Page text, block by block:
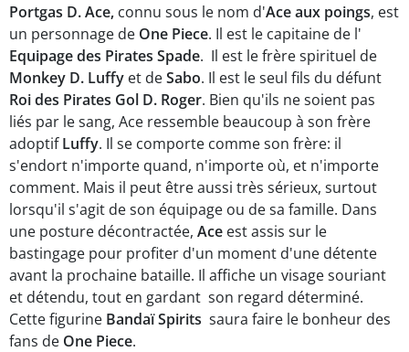
Portgas D. Ace, connu sous le nom d'Ace aux poings, est
un personnage de One Piece. Il est le capitaine de l'
Equipage des Pirates Spade. Il est le frère spirituel de
Monkey D. Luffy et deSabo. Il est le seul fils du défunt
Roi des Pirates Gol D. Roger. Bien qu'ils ne soient pas
liés par le sang, Ace ressemble beaucoup à son frère
adoptifLuffy. Il se comporte comme son frère: il
s'endort n'importe quand, n'importe où, et n'importe
comment. Mais il peut être aussi très sérieux, surtout
lorsqu'il s'agit de son équipage ou de sa famille. Dans
une posture décontractée, Ace est assis sur le
bastingage pour profiter d'un moment d'une détente
avant la prochaine bataille. Il affiche un visage souriant
et détendu, tout en gardant son regard déterminé.
Cette figurine Bandaï Spirits saura faire le bonheur des
fans de One Piece.